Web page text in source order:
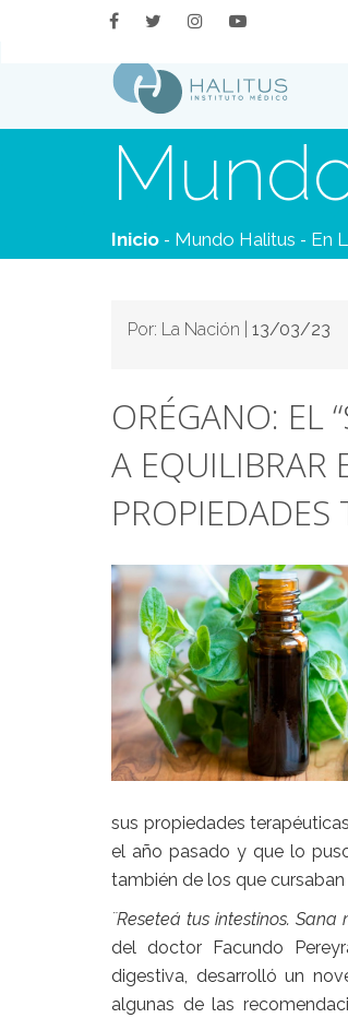
Inicio - Mundo Halitus - En
Por: La Nación | 13/03/23
ORÉGANO: EL
A EQUILIBRAR
PROPIEDADES
sus propiedades
el año pasado y que lo
también de los que
¨Reseteá tus intestinos.
del doctor Facundo
digestiva, desarrolló un
algunas de las